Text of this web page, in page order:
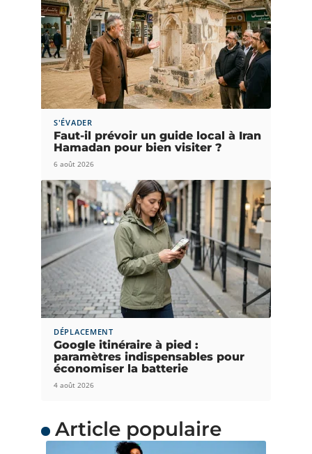
S'ÉVADER
Faut-il prévoir un guide local à Iran
Hamadan pour bien visiter ?
6 août 2026
DÉPLACEMENT
Google itinéraire à pied :
paramètres indispensables pour
économiser la batterie
4 août 2026
Article populaire